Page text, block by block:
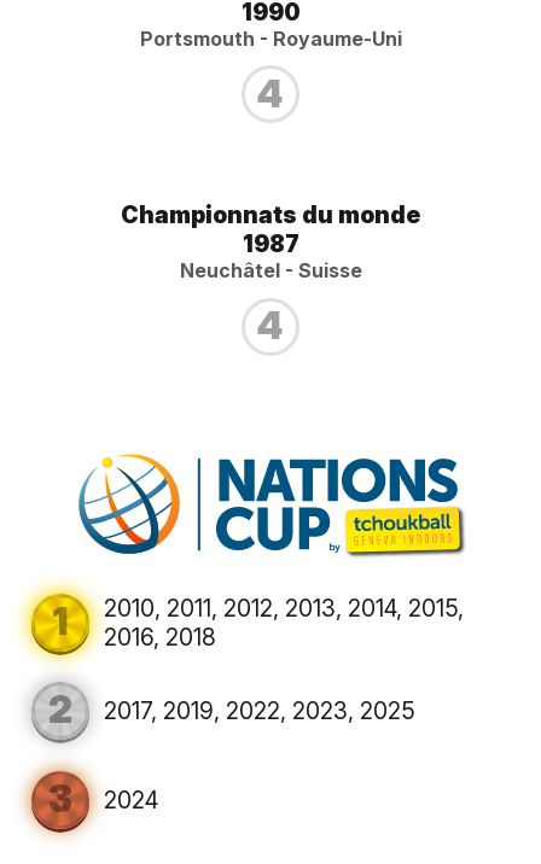
1990
Portsmouth - Royaume-Uni
4
Championnats du monde
1987
Neuchâtel - Suisse
4
1
2010, 2011, 2012, 2013, 2014, 2015,
2016, 2018
2 2017, 2019, 2022, 2023, 2025
3 2024